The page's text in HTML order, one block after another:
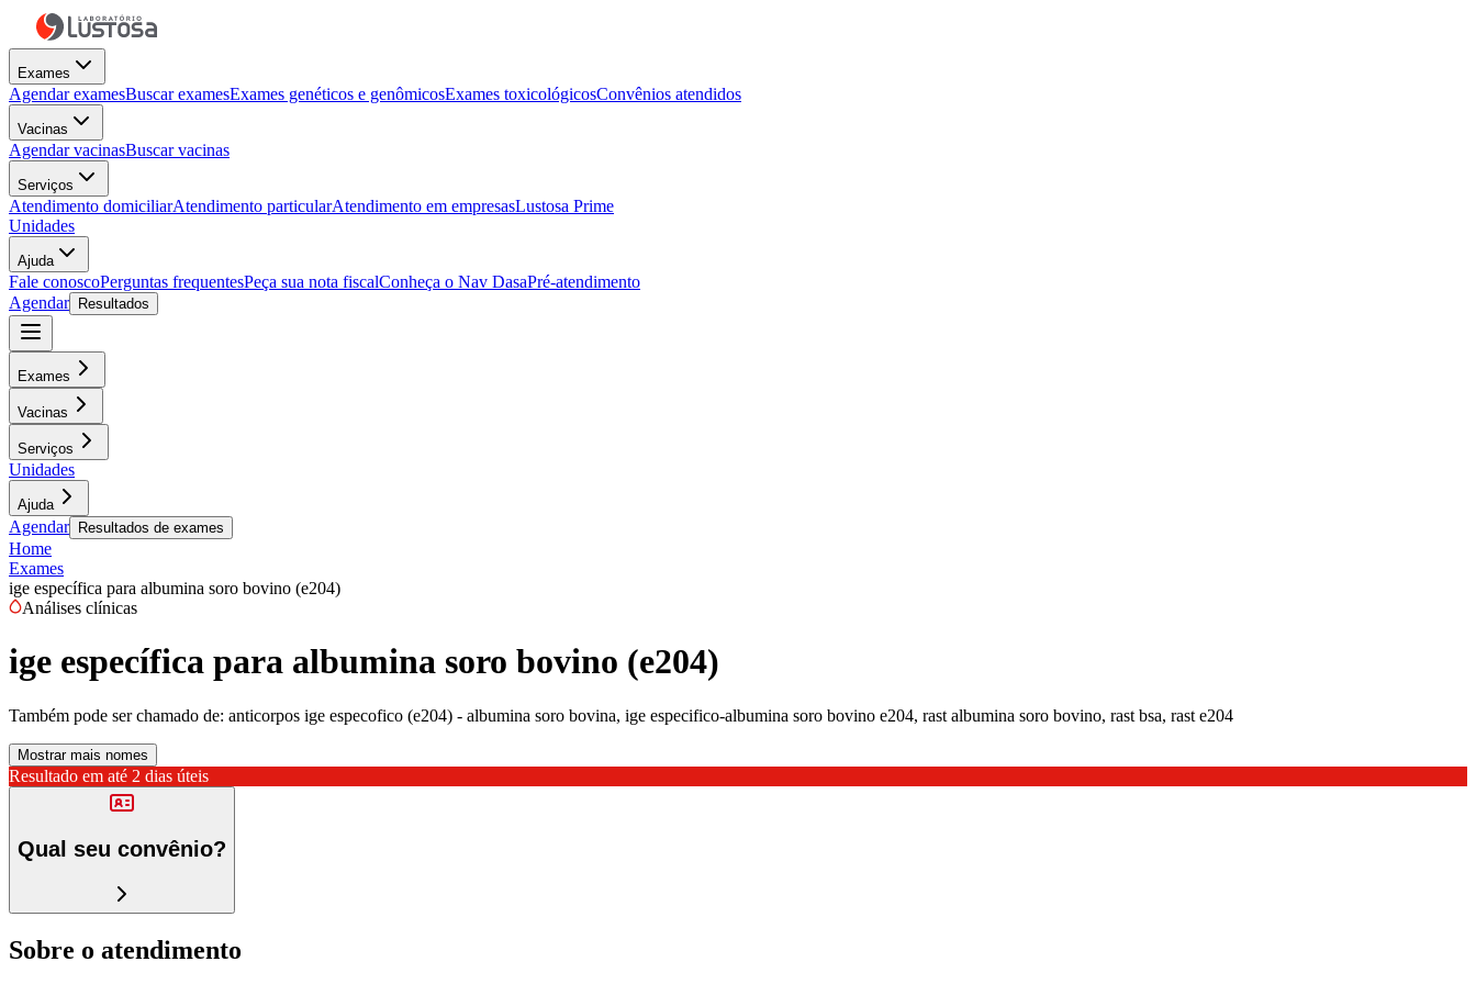
Exames
Agendar examesBuscar examesExames genéticos e genômicosExames toxicológicosConvênios atendidos
Vacinas
Agendar vacinasBuscar vacinas
Serviços
Atendimento domiciliarAtendimento particularAtendimento em empresasLustosa Prime
Unidades
Ajuda
Fale conoscoPerguntas frequentesPeça sua nota fiscalConheça o Nav DasaPré-atendimento
Agendar
Resultados
Exames
Vacinas
Serviços
Unidades
Ajuda
Agendar Resultados de exames
Home
Exames
ige específica para albumina soro bovino (e204)
Análises clínicas
ige específica para albumina soro bovino (e204)
Também pode ser chamado de: anticorpos ige especofico (e204) - albumina soro bovina, ige especifico-albumina soro bovino e204, rast albumina soro bovino, rast bsa, rast e204
Mostrar mais nomes
Resultado em até 2 dias úteis
Qual seu convênio?
Sobre o atendimento